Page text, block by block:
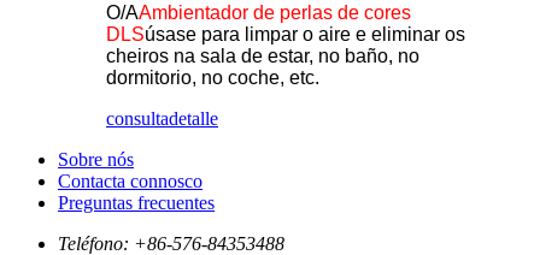
O/AAmbientador de perlas de cores
DLSúsase para limpar o aire e eliminar os
cheiros na sala de estar, no baño, no
dormitorio, no coche, etc.
consultadetalle
Sobre nós
Contacta connosco
Preguntas frecuentes
Teléfono: +86-576-84353488